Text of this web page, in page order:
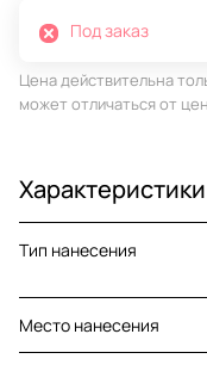
Под заказ
Цена действительна
может отличаться от
Характеристики
Тип нанесения
Место нанесения